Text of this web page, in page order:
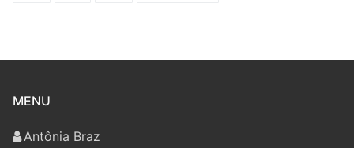
MENU
Antônia Braz